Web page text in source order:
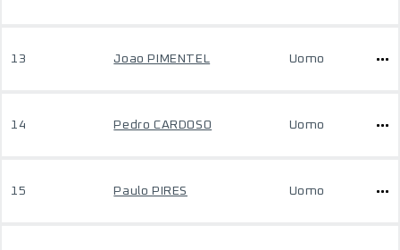
13 Joao PIMENTEL Uomo
14 Pedro CARDOSO Uomo
15 Paulo PIRES Uomo